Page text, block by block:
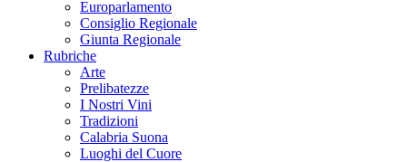
Europarlamento
Consiglio Regionale
Giunta Regionale
Rubriche
Arte
Prelibatezze
I Nostri Vini
Tradizioni
Calabria Suona
Luoghi del Cuore